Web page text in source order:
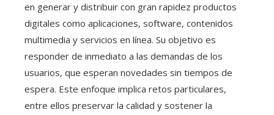
en generar y distribuir con gran rapidez productos
digitales como aplicaciones, software, contenidos
multimedia y servicios en línea. Su objetivo es
responder de inmediato a las demandas de los
usuarios, que esperan novedades sin tiempos de
espera. Este enfoque implica retos particulares,
entre ellos preservar la calidad y sostener la